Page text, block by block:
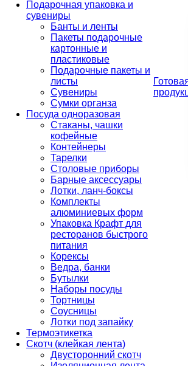
Подарочная упаковка и
сувениры
Банты и ленты
Пакеты подарочные
картонные и
пластиковые
Подарочные пакеты и
листы
Сувениры
Сумки органза
Посуда одноразовая
Стаканы, чашки
кофейные
Контейнеры
Тарелки
Столовые приборы
Барные аксессуары
Лотки, ланч-боксы
Комплекты
алюминиевых форм
Упаковка Крафт для
ресторанов быстрого
питания
Корексы
Ведра, банки
Бутылки
Наборы посуды
Тортницы
Соусницы
Лотки под запайку
Термоэтикетка
Скотч (клейкая лента)
Двусторонний скотч